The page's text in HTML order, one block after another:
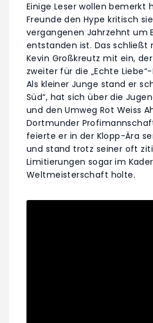
Einige Leser wollen bemerkt
Freunde den Hype kritisch
vergangenen Jahrzehnt um
entstanden ist. Das schließt
Kevin Großkreutz mit ein,
zweiter für die „Echte
Als kleiner Junge stand er
Süd“, hat sich über die
und den Umweg Rot Weiss
Dortmunder
feierte er in der Klopp-Ära
und stand trotz seiner oft
Limitierungen sogar im
Weltmeisterschaft holte.